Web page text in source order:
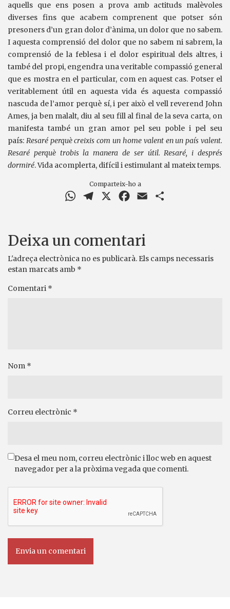
aquells que ens posen a prova amb actituds malèvoles
diverses fins que acabem comprenent que potser són
presoners d’un gran dolor d’ànima, un dolor que no sabem.
I aquesta comprensió del dolor que no sabem ni sabrem, la
comprensió de la feblesa i el dolor espiritual dels altres, i
també del propi, engendra una veritable compassió general
que es mostra en el particular, com en aquest cas. Potser el
veritablement útil en aquesta vida és aquesta compassió
nascuda de l’amor perquè sí, i per això el vell reverend John
Ames, ja ben malalt, diu al seu fill al final de la seva carta, on
manifesta també un gran amor pel seu poble i pel seu
país: Resaré perquè creixis com un home valent en un país valent.
Resaré perquè trobis la manera de ser útil. Resaré, i després
dormiré. Vida acomplerta, difícil i estimulant al mateix temps.
Comparteix-ho a
WhatsAppTelegram Facebook
Email
Deixa un comentari
L'adreça electrònica no es publicarà. Els camps necessaris
estan marcats amb *
Comentari *
Nom *
Correu electrònic *
Desa el meu nom, correu electrònic i lloc web en aquest
navegador per a la pròxima vegada que comenti.